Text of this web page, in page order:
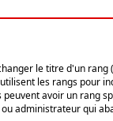
le titre d'un
les rangs pour
avoir un rang
administrateur qui